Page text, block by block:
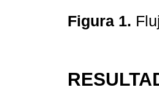
Figura 1.